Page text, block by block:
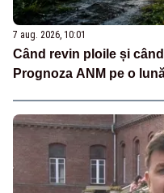
7 aug. 2026, 10:01
Când revin ploile și
Prognoza ANM pe o